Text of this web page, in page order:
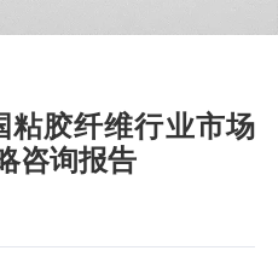
胶纤维行业市场
咨询报告